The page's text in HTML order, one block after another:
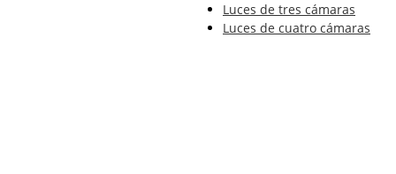
Luces de tres cámaras
Luces de cuatro cámaras